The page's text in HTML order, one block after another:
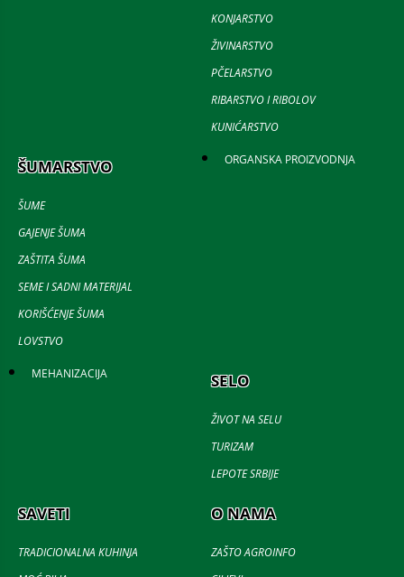
KONJARSTVO
ŽIVINARSTVO
PČELARSTVO
RIBARSTVO I RIBOLOV
KUNIĆARSTVO
ŠUMARSTVO
ŠUME
GAJENJE ŠUMA
ZAŠTITA ŠUMA
SEME I SADNI MATERIJAL
KORIŠĆENJE ŠUMA
LOVSTVO
ORGANSKA PROIZVODNJA
MEHANIZACIJA SELO
ŽIVOT NA SELU
TURIZAM
LEPOTE SRBIJE
SAVETI
TRADICIONALNA KUHINJA
O NAMA
ZAŠTO AGROINFO